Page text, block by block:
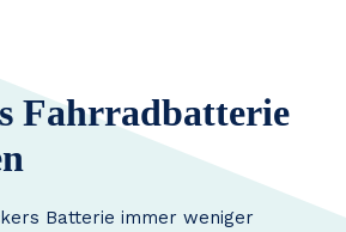
Fahrradbatterie
Batterie immer weniger